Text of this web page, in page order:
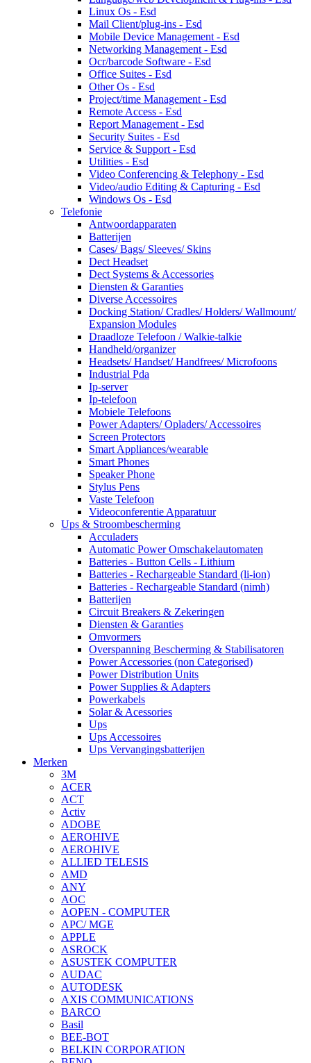
Linux Os - Esd
Mail Client/plug-ins - Esd
Mobile Device Management - Esd
Networking Management - Esd
Ocr/barcode Software - Esd
Office Suites - Esd
Other Os - Esd
Project/time Management - Esd
Remote Access - Esd
Report Management - Esd
Security Suites - Esd
Service & Support - Esd
Utilities - Esd
Video Conferencing & Telephony - Esd
Video/audio Editing & Capturing - Esd
Windows Os - Esd
Telefonie
Antwoordapparaten
Batterijen
Cases/ Bags/ Sleeves/ Skins
Dect Headset
Dect Systems & Accessories
Diensten & Garanties
Diverse Accessoires
Docking Station/ Cradles/ Holders/ Wallmount/
Expansion Modules
Draadloze Telefoon / Walkie-talkie
Handheld/organizer
Headsets/ Handset/ Handfrees/ Microfoons
Industrial Pda
Ip-server
Ip-telefoon
Mobiele Telefoons
Power Adapters/ Opladers/ Accessoires
Screen Protectors
Smart Appliances/wearable
Smart Phones
Speaker Phone
Stylus Pens
Vaste Telefoon
Videoconferentie Apparatuur
Ups & Stroombescherming
Acculaders
Automatic Power Omschakelautomaten
Batteries - Button Cells - Lithium
Batteries - Rechargeable Standard (li-ion)
Batteries - Rechargeable Standard (nimh)
Batterijen
Circuit Breakers & Zekeringen
Diensten & Garanties
Omvormers
Overspanning Bescherming & Stabilisatoren
Power Accessories (non Categorised)
Power Distribution Units
Power Supplies & Adapters
Powerkabels
Solar & Acessories
Ups
Ups Accessoires
Ups Vervangingsbatterijen
Merken
3M
ACER
ACT
Activ
ADOBE
AEROHIVE
AEROHIVE
ALLIED TELESIS
AMD
ANY
AOC
AOPEN - COMPUTER
APC/ MGE
APPLE
ASROCK
ASUSTEK COMPUTER
AUDAC
AUTODESK
AXIS COMMUNICATIONS
BARCO
Basil
BEE-BOT
BELKIN CORPORATION